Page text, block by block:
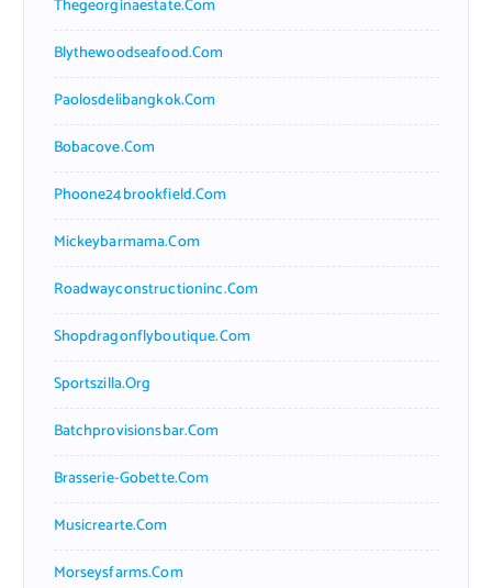
Thegeorginaestate.com
Blythewoodseafood.com
Paolosdelibangkok.com
Bobacove.com
Phoone24brookfield.com
Mickeybarmama.com
Roadwayconstructioninc.com
Shopdragonflyboutique.com
Sportszilla.org
Batchprovisionsbar.com
Brasserie-Gobette.com
Musicrearte.com
Morseysfarms.com